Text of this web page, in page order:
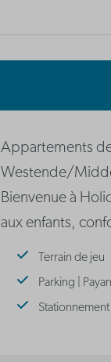
Appartements
Westende/
Bienvenue à
aux enfants,
Terrain de jeu
Parking |